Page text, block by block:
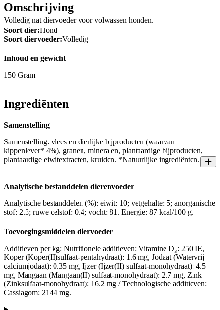
Omschrijving
Volledig nat diervoeder voor volwassen honden.
Soort dier:Hond
Soort diervoeder:Volledig
Inhoud en gewicht
150 Gram
Ingrediënten
Samenstelling
Samenstelling: vlees en dierlijke bijproducten (waarvan
kippenlever* 4%), granen, mineralen, plantaardige bijproducten,
plantaardige eiwitextracten, kruiden. *Natuurlijke ingrediënten.
Analytische bestanddelen dierenvoeder
Analytische bestanddelen (%): eiwit: 10; vetgehalte: 5; anorganische
stof: 2.3; ruwe celstof: 0.4; vocht: 81. Energie: 87 kcal/100 g.
Toevoegingsmiddelen diervoeder
Additieven per kg: Nutritionele additieven: Vitamine D₃: 250 IE,
Koper (Koper(II)sulfaat-pentahydraat): 1.6 mg, Jodaat (Watervrij
calciumjodaat): 0.35 mg, Ijzer (Ijzer(II) sulfaat-monohydraat): 4.5
mg, Mangaan (Mangaan(II) sulfaat-monohydraat): 2.7 mg, Zink
(Zinksulfaat-monohydraat): 16.2 mg / Technologische additieven:
Cassiagom: 2144 mg.